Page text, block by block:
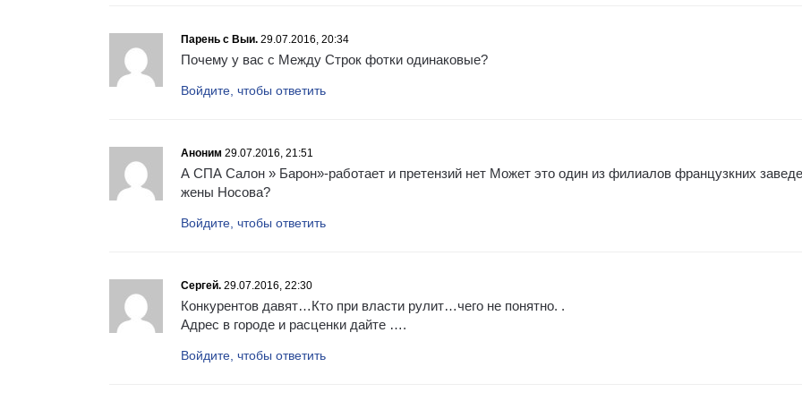
Парень с Выи. 29.07.2016, 20:34
Почему у вас с Между Строк фотки одинаковые?
Войдите, чтобы ответить
Аноним 29.07.2016, 21:51
А СПА Салон » Барон»-работает и претензий нет Может это один из филиалов французкних
жены Носова?
Войдите, чтобы ответить
Сергей. 29.07.2016, 22:30
Конкурентов давят…Кто при власти рулит…чего не понятно. .
Адрес в городе и расценки дайте ….
Войдите, чтобы ответить